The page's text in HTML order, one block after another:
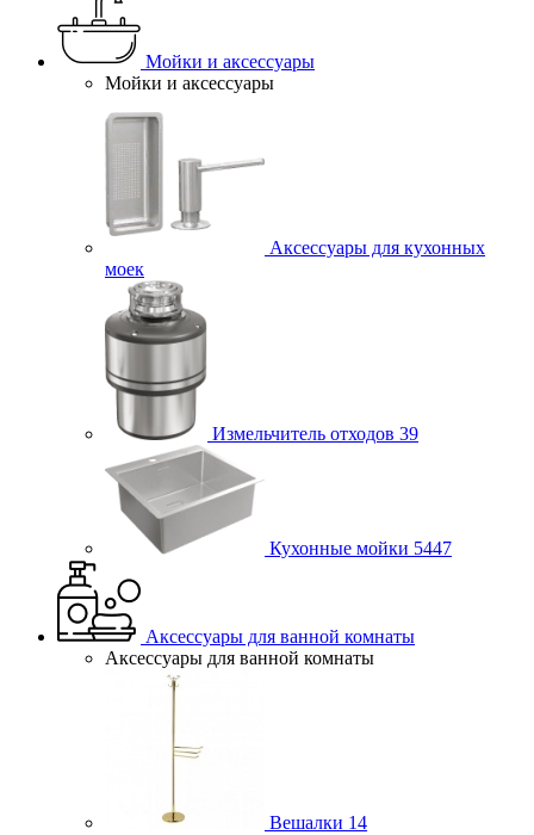
Мойки и аксессуары
Мойки и аксессуары
Аксессуары для кухонных
моек
Измельчитель отходов 39
Кухонные мойки 5447
Аксессуары для ванной комнаты
Аксессуары для ванной комнаты
Вешалки 14